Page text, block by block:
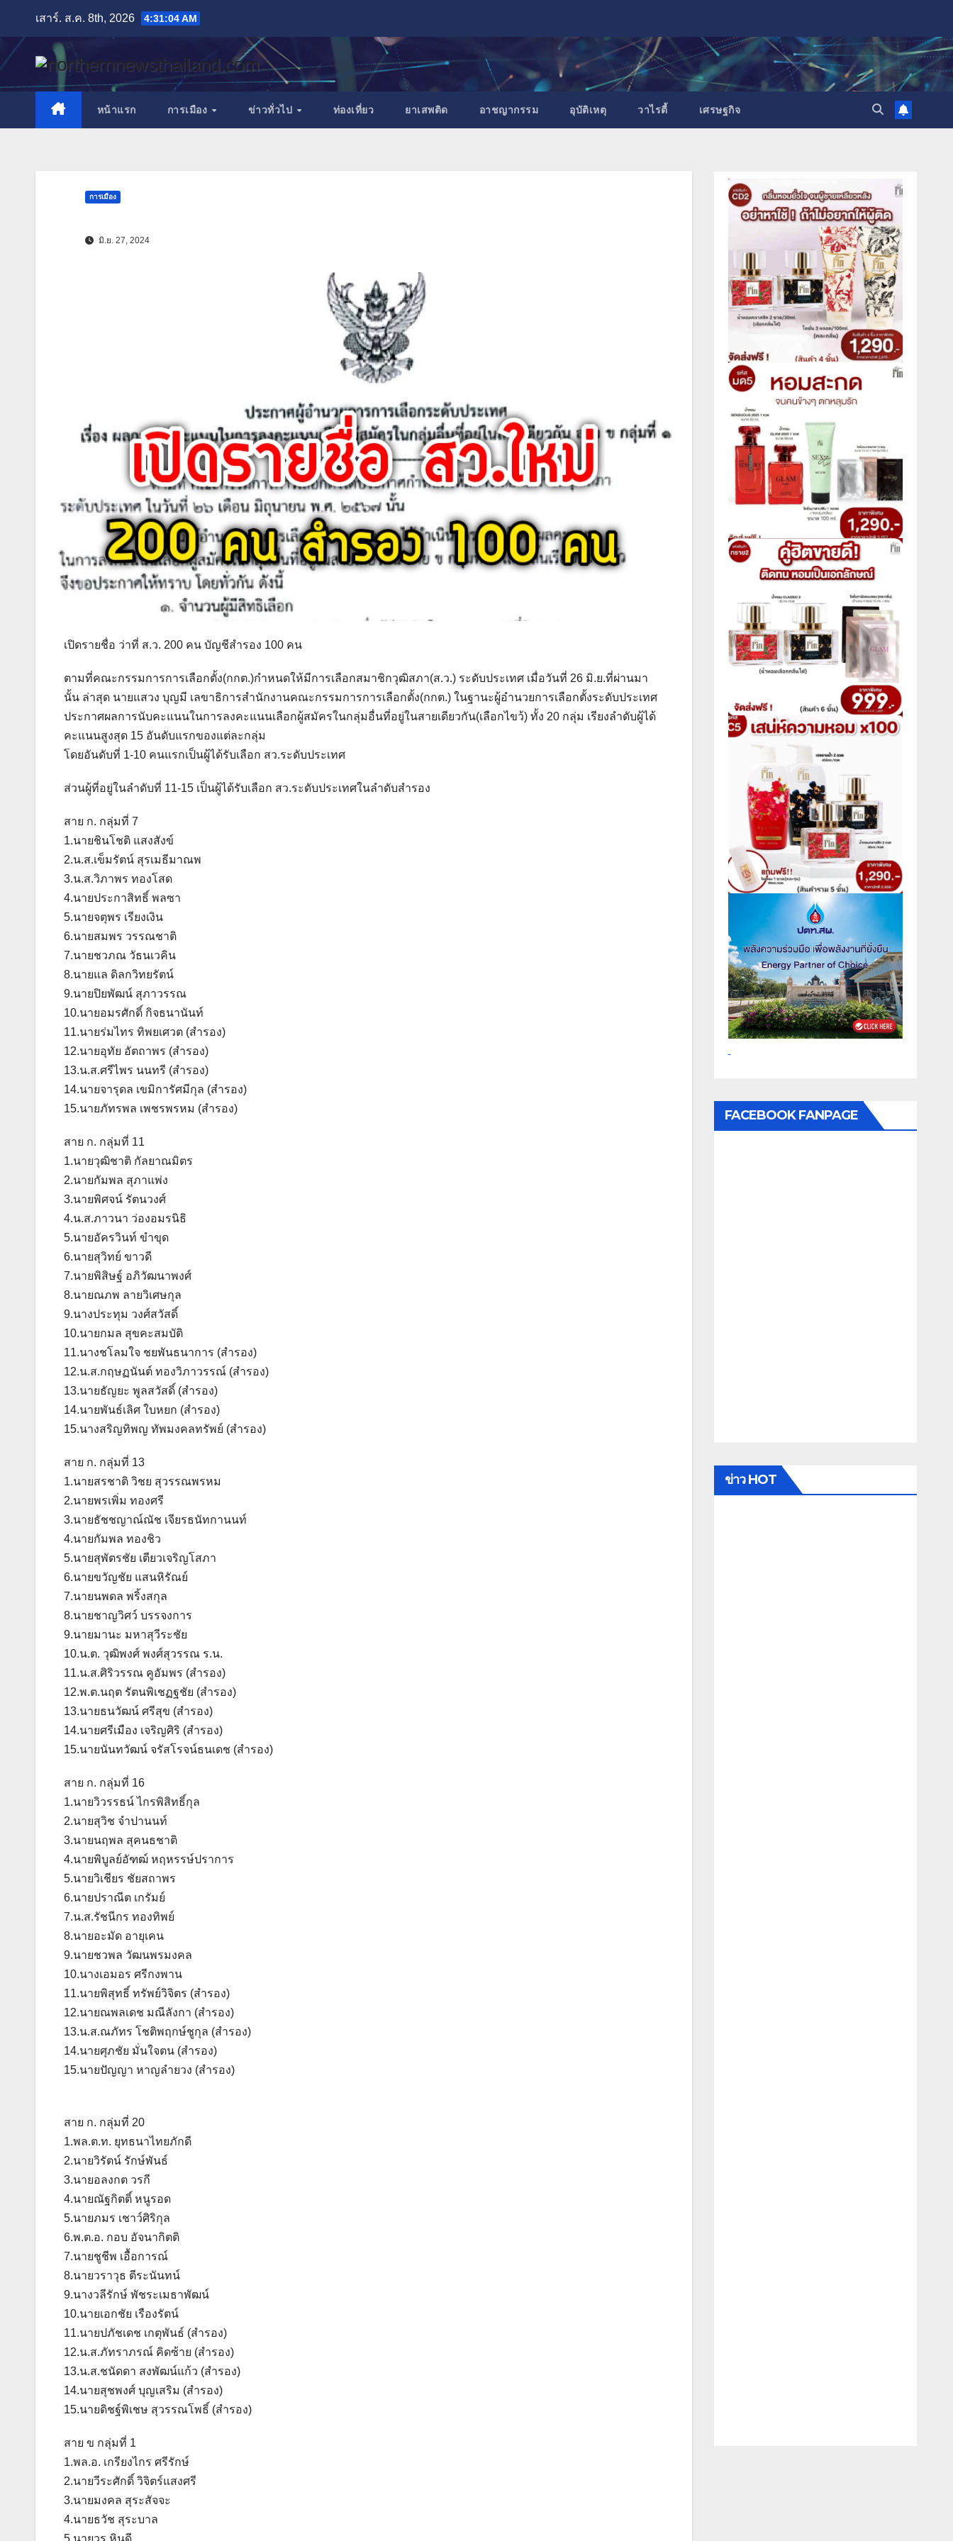
content
เสาร์. ส.ค. 8th, 2026 4:31:05 AM
หน้าแรก การเมือง ข่าวทั่วไป ท่องเที่ยว ยาเสพติด อาชญากรรม อุบัติเหตุ วาไรตี้ เศรษฐกิจ
การเมือง
มิ.ย. 27, 2024
เปิดรายชื่อ ว่าที่ ส.ว. 200 คน บัญชีสำรอง 100 คน
ตามที่คณะกรรมการการเลือกตั้ง(กกต.)กำหนดให้มีการเลือกสมาชิกวุฒิสภา(ส.ว.) ระดับประเทศ เมื่อวันที่ 26 มิ.ย.ที่ผ่านมา
นั้น ล่าสุด นายแสวง บุญมี เลขาธิการสำนักงานคณะกรรมการการเลือกตั้ง(กกต.) ในฐานะผู้อำนวยการเลือกตั้งระดับประเทศ
ประกาศผลการนับคะแนนในการลงคะแนนเลือกผู้สมัครในกลุ่มอื่นที่อยู่ในสายเดียวกัน(เลือกไขว้) ทั้ง 20 กลุ่ม เรียงลำดับผู้ได้
คะแนนสูงสุด 15 อันดับแรกของแต่ละกลุ่ม
โดยอันดับที่ 1-10 คนแรกเป็นผู้ได้รับเลือก สว.ระดับประเทศ
ส่วนผู้ที่อยู่ในลำดับที่ 11-15 เป็นผู้ได้รับเลือก สว.ระดับประเทศในลำดับสำรอง
สาย ก. กลุ่มที่ 7
1.นายชินโชติ แสงสังข์
2.น.ส.เข็มรัตน์ สุรเมธีมาณพ
3.น.ส.วิภาพร ทองโสด
4.นายประกาสิทธิ์ พลซา
5.นายจตุพร เรียงเงิน
6.นายสมพร วรรณชาติ
7.นายชวภณ วัธนเวคิน
8.นายแล ดิลกวิทยรัตน์
9.นายปิยพัฒน์ สุภาวรรณ
10.นายอมรศักดิ์ กิจธนานันท์
11.นายร่มไทร ทิพยเศวต (สำรอง)
12.นายอุทัย อัตถาพร (สำรอง)
13.น.ส.ศรีไพร นนทรี (สำรอง)
14.นายจารุดล เขมิการัศมีกุล (สำรอง)
15.นายภัทรพล เพชรพรหม (สำรอง)
สาย ก. กลุ่มที่ 11
1.นายวุฒิชาติ กัลยาณมิตร
2.นายกัมพล สุภาแพ่ง
3.นายพิศจน์ รัตนวงศ์
4.น.ส.ภาวนา ว่องอมรนิธิ
5.นายอัครวินท์ ขำขุด
6.นายสุวิทย์ ขาวดี
7.นายพิสิษฐ์ อภิวัฒนาพงศ์
8.นายณภพ ลายวิเศษกุล
9.นางประทุม วงศ์สวัสดิ์
10.นายกมล สุขคะสมบัติ
11.นางชโลมใจ ชยพันธนาการ (สำรอง)
12.น.ส.กฤษฏนันต์ ทองวิภาวรรณ์ (สำรอง)
13.นายธัญยะ พูลสวัสดิ์ (สำรอง)
14.นายพันธ์เลิศ ใบหยก (สำรอง)
15.นางสริญทิพญ ทัพมงคลทรัพย์ (สำรอง)
สาย ก. กลุ่มที่ 13
1.นายสรชาติ วิชย สุวรรณพรหม
2.นายพรเพิ่ม ทองศรี
3.นายธัชชญาณ์ณัช เจียรธนัทกานนท์
4.นายกัมพล ทองชิว
5.นายสุพัตรชัย เตียวเจริญโสภา
6.นายขวัญชัย แสนหิรัณย์
7.นายนพดล พริ้งสกุล
8.นายชาญวิศว์ บรรจงการ
9.นายมานะ มหาสุวีระชัย
10.น.ต. วุฒิพงศ์ พงศ์สุวรรณ ร.น.
11.น.ส.ศิริวรรณ คูอัมพร (สำรอง)
12.พ.ต.นฤต รัตนพิเชฏฐชัย (สำรอง)
13.นายธนวัฒน์ ศรีสุข (สำรอง)
14.นายศรีเมือง เจริญศิริ (สำรอง)
15.นายนันทวัฒน์ จรัสโรจน์ธนเดช (สำรอง)
สาย ก. กลุ่มที่ 16
1.นายวิวรรธน์ ไกรพิสิทธิ์กุล
2.นายสุวิช จำปานนท์
3.นายนฤพล สุคนธชาติ
4.นายพิบูลย์อัฑฒ์ หฤหรรษ์ปราการ
5.นายวิเชียร ชัยสถาพร
6.นายปราณีต เกรัมย์
7.น.ส.รัชนีกร ทองทิพย์
8.นายอะมัด อายุเคน
9.นายชวพล วัฒนพรมงคล
10.นางเอมอร ศรีกงพาน
11.นายพิสุทธิ์ ทรัพย์วิจิตร (สำรอง)
12.นายณพลเดช มณีลังกา (สำรอง)
13.น.ส.ณภัทร โชติพฤกษ์ชูกุล (สำรอง)
14.นายศุภชัย มั่นใจตน (สำรอง)
15.นายปัญญา หาญลำยวง (สำรอง)
สาย ก. กลุ่มที่ 20
1.พล.ต.ท. ยุทธนาไทยภักดี
2.นายวิรัตน์ รักษ์พันธ์
3.นายอลงกต วรกี
4.นายณัฐกิตติ์ หนูรอด
5.นายภมร เชาว์ศิริกุล
6.พ.ต.อ. กอบ อัจนากิตติ
7.นายชูชีพ เอื้อการณ์
8.นายวราวุธ ตีระนันทน์
9.นางวลีรักษ์ พัชระเมธาพัฒน์
10.นายเอกชัย เรืองรัตน์
11.นายปภัชเดช เกตุพันธ์ (สำรอง)
12.น.ส.ภัทราภรณ์ คิดซ้าย (สำรอง)
13.น.ส.ชนัดดา สงพัฒน์แก้ว (สำรอง)
14.นายสุชพงศ์ บุญเสริม (สำรอง)
15.นายดิชฐ์พิเชษ สุวรรณโพธิ์ (สำรอง)
สาย ข กลุ่มที่ 1
1.พล.อ. เกรียงไกร ศรีรักษ์
2.นายวีระศักดิ์ วิจิตร์แสงศรี
3.นายมงคล สุระสัจจะ
4.นายธวัช สุระบาล
5.นายวร หินดี
FACEBOOK FANPAGE
ข่าว HOT